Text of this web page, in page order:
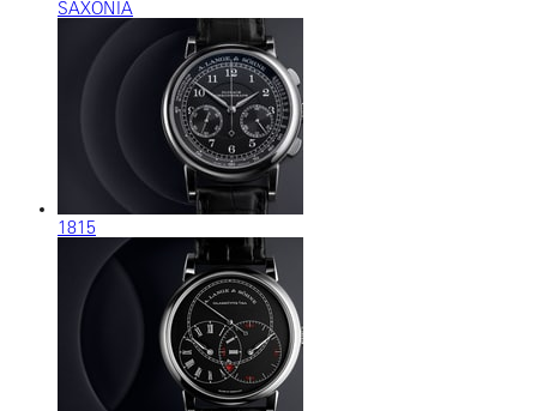
SAXONIA
1815